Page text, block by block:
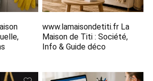
www.lamaisondetiti.fr​ La
Maison de Titi : Société,
Info & Guide déco